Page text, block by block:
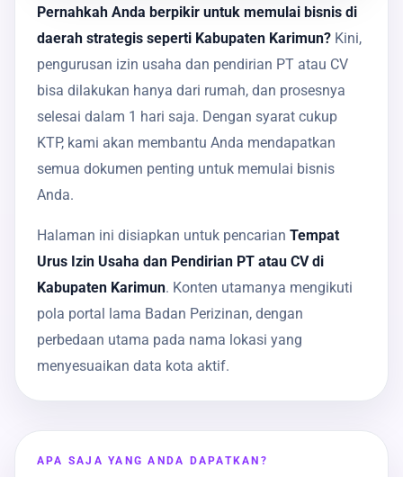
Pernahkah Anda berpikir untuk memulai bisnis di
daerah strategis seperti Kabupaten Karimun? Kini,
pengurusan izin usaha dan pendirian PT atau CV
bisa dilakukan hanya dari rumah, dan prosesnya
selesai dalam 1 hari saja. Dengan syarat cukup
KTP, kami akan membantu Anda mendapatkan
semua dokumen penting untuk memulai bisnis
Anda.
Halaman ini disiapkan untuk pencarian Tempat
Urus Izin Usaha dan Pendirian PT atau CV di
Kabupaten Karimun. Konten utamanya mengikuti
pola portal lama Badan Perizinan, dengan
perbedaan utama pada nama lokasi yang
menyesuaikan data kota aktif.
APA SAJA YANG ANDA DAPATKAN?